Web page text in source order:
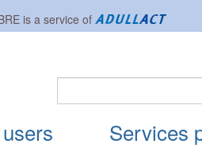
is a service of
Services